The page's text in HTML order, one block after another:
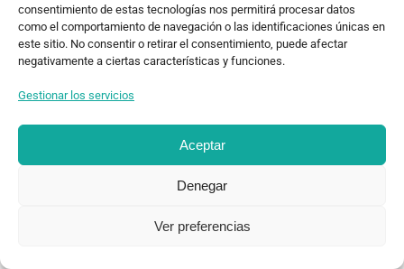
consentimiento de estas tecnologías nos permitirá procesar datos
como el comportamiento de navegación o las identificaciones únicas en
este sitio. No consentir o retirar el consentimiento, puede afectar
negativamente a ciertas características y funciones.
Gestionar los servicios
Aceptar
Denegar
Ver preferencias